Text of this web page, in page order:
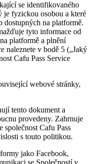
se identifikovaného
je fyzickou osobou a které
na platformě.
tyto informace od
platformě a plnění
naleznete v bodě 5 („Jaký
Cafu Pass Service
webové stránky,
tento dokument a
provedeny. Zahrnuje
společnost Cafu Pass
s touto politikou.
jako Facebook,
se Společností v